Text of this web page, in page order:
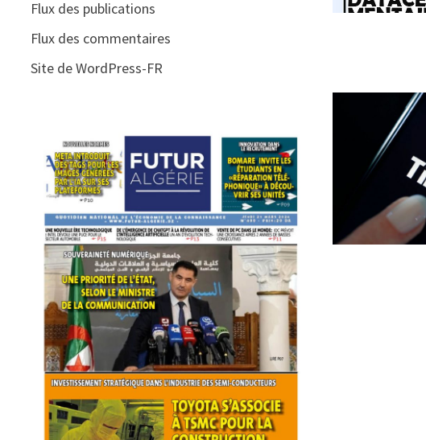
Flux des publications
Flux des commentaires
Site de WordPress-FR